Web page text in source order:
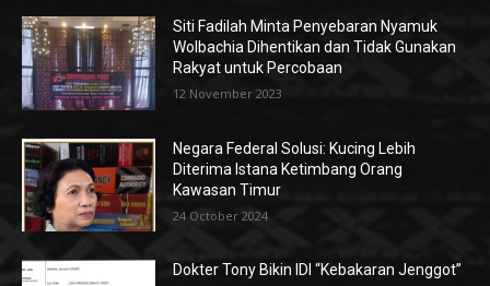
Siti Fadilah Minta Penyebaran Nyamuk
Wolbachia Dihentikan dan Tidak Gunakan
Rakyat untuk Percobaan
12 November 2023
Negara Federal Solusi: Kucing Lebih
Diterima Istana Ketimbang Orang
Kawasan Timur
24 October 2024
Dokter Tony Bikin IDI “Kebakaran Jenggot”